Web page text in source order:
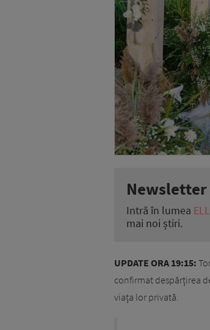
Intră în lumea
mai noi știri.
UPDATE ORA 19:15:
confirmat despărțirea
viața lor privată.